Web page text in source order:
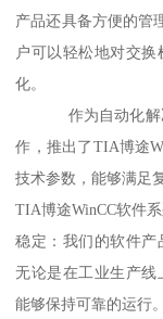
产品还具备方便的管
户可以轻松地对交
化。
作为自动化解决
作，推出了TIA博途
技术参数，能够满足
TIA博途WinCC软件
稳定：我们的软件产
无论是在工业生产线
能够保持可靠的运行。